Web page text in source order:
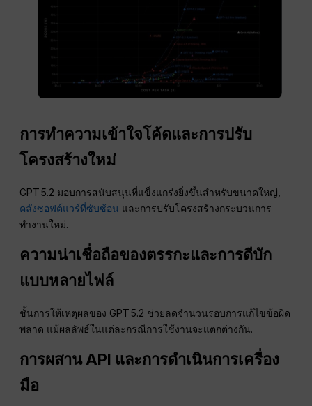
การทำความเข้าใจโค้ดและการปรับ
โครงสร้างใหม่
GPT 5.2 มอบการสนับสนุนที่แข็งแกร่งยิ่งขึ้นสำหรับขนาดใหญ่,
คลังซอฟต์แวร์ที่ซับซ้อน และการปรับโครงสร้างกระบวนการ
ทำงานใหม่.
ความน่าเชื่อถือของตรรกะและการดีบัก
แบบหลายไฟล์
ชั้นการให้เหตุผลของ GPT 5.2 ช่วยลดจำนวนรอบการแก้ไขข้อผิด
พลาด แม้ผลลัพธ์ในแต่ละกรณีการใช้งานจะแตกต่างกัน.
การผสาน API และการดำเนินการเครื่อง
มือ